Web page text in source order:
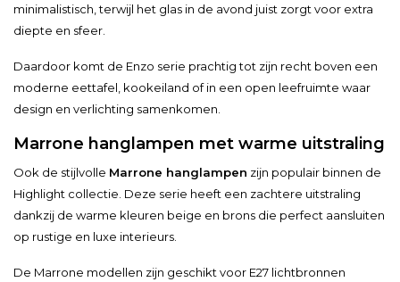
minimalistisch, terwijl het glas in de avond juist zorgt voor extra
diepte en sfeer.
Daardoor komt de Enzo serie prachtig tot zijn recht boven een
moderne eettafel, kookeiland of in een open leefruimte waar
design en verlichting samenkomen.
Marrone hanglampen met warme uitstraling
Ook de stijlvolle Marrone hanglampen zijn populair binnen de
Highlight collectie. Deze serie heeft een zachtere uitstraling
dankzij de warme kleuren beige en brons die perfect aansluiten
op rustige en luxe interieurs.
De Marrone modellen zijn geschikt voor E27 lichtbronnen